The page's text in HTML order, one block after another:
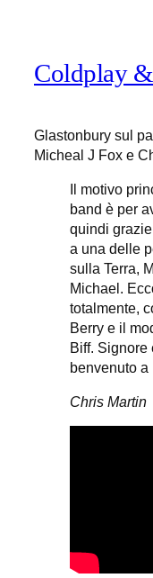
Coldplay
Glastonbury sul
Micheal J Fox e
Il motivo
band è per
quindi
a una delle
sulla Terra,
Michael.
totalmente,
Berry e il
Biff. Signore
benvenuto
Chris Martin